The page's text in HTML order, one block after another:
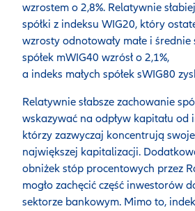
wzrostem o 2,8%. Relatywnie
spółki z indeksu WIG20, który
wzrosty odnotowały małe i średnie
spółek mWIG40 wzrósł o 2,1%,
a indeks małych spółek sWIG80
Relatywnie słabsze zachowanie
wskazywać na odpływ kapitału
którzy zazwyczaj koncentrują
największej kapitalizacji.
obniżek stóp procentowych przez
mogło zachęcić część inwestorów
sektorze bankowym. Mimo to,